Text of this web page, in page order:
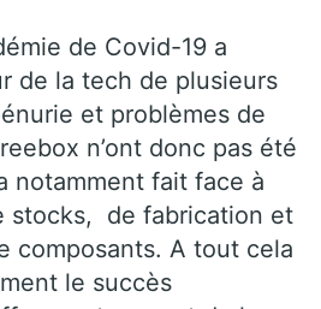
de Covid-19 a
de la tech de plusieurs
et problèmes de
n’ont donc pas été
notamment fait face à
stocks, de fabrication et
composants. A tout cela
le succès